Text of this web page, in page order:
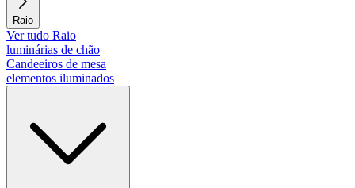
Raio
Ver tudo Raio
luminárias de chão
Candeeiros de mesa
elementos iluminados